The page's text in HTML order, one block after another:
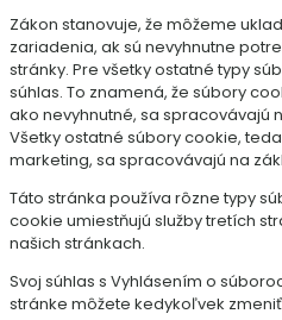
Zákon stanovuje, že môžeme
zariadenia, ak sú nevyhnutne
stránky. Pre všetky ostatné typy
súhlas. To znamená, že súbory
ako nevyhnutné, sa spracovávajú
Všetky ostatné súbory cookie,
marketing, sa spracovávajú na
Táto stránka používa rôzne typy
cookie umiestňujú služby tretích
našich stránkach.
Svoj súhlas s Vyhlásením o
stránke môžete kedykoľvek